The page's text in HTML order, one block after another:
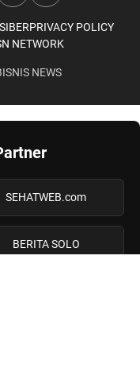
PRIVACY POLICY
NETWORK
NEWS
SEHATWEB.com
BERITA SOLO